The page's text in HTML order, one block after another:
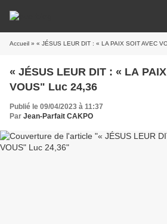
Accueil » « JÉSUS LEUR DIT : « LA PAIX SOIT AVEC
« JÉSUS LEUR DIT : « LA
VOUS" Luc 24,36
Publié le 09/04/2023 à 11:37
Par Jean-Parfait CAKPO